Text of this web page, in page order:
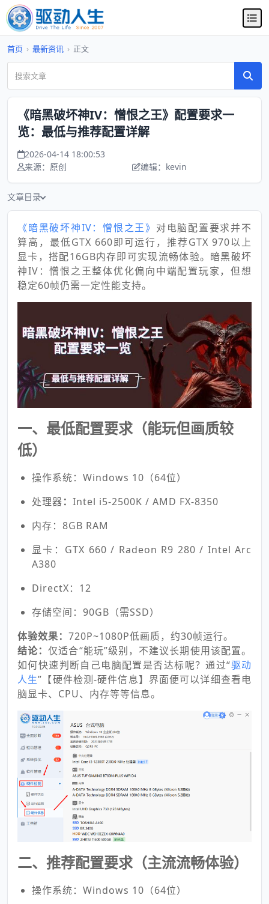
首页 › 最新资讯 › 正文
《暗黑破坏神IV：憎恨之王》配置要求一
览：最低与推荐配置详解
2026-04-14 18:00:53
来源：原创
编辑：kevin
文章目录
《暗黑破坏神IV：憎恨之王》 对电脑配置要求并不
算高，最低GTX 660即可运行，推荐GTX 970以上
显卡，搭配16GB内存即可实现流畅体验。暗黑破坏
神IV：憎恨之王整体优化偏向中端配置玩家，但想
稳定60帧仍需一定性能支持。
一、最低配置要求（能玩但画质较
低）
操作系统：Windows 10（64位）
处理器： Intel i5-2500K / AMD FX-8350
内存：8GB RAM
显卡：GTX 660 / Radeon R9 280 / Intel Arc
A380
DirectX：12
存储空间：90GB（需SSD）
体验效果： 720P~1080P低画质，约30帧运行。
结论：仅适合“能玩”级别，不建议长期使用该配置。
如何快速判断自己电脑配置是否达标呢？通过“驱动
人生”【硬件检测-硬件信息】界面便可以详细查看电
脑显卡、CPU、内存等等信息。
二、推荐配置要求（主流流畅体验）
操作系统：Windows 10（64位）